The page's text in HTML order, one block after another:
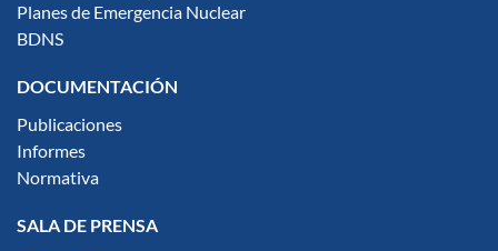
Planes de Emergencia Nuclear
BDNS
DOCUMENTACIÓN
Publicaciones
Informes
Normativa
SALA DE PRENSA